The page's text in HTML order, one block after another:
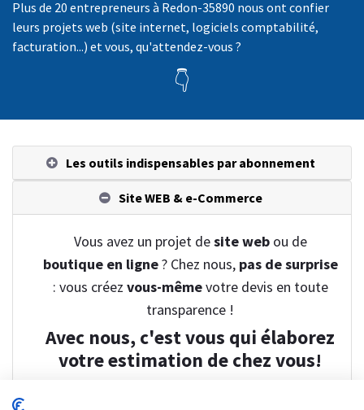
Plus de 20 entrepreneurs à Redon-35890 nous ont confier
leurs projets web (site internet, logiciels comptabilité,
facturation...) et vous, qu'attendez-vous ?
👇
Les outils indispensables par abonnement
Site WEB & e-Commerce
Vous avez un projet desite webou de
boutique en ligne? Chez nous, pas de surprise
: vous créez vous-mêmevotre devis en toute
transparence !
Avec nous, c'est vous qui élaborez
votre estimation de chez vous!